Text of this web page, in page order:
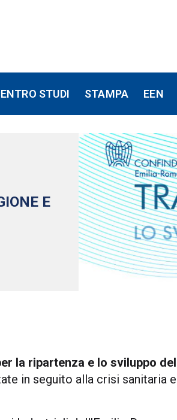
STUDI STAMPA EEN
E
la ripartenza e lo sviluppo
in seguito alla crisi sanitaria